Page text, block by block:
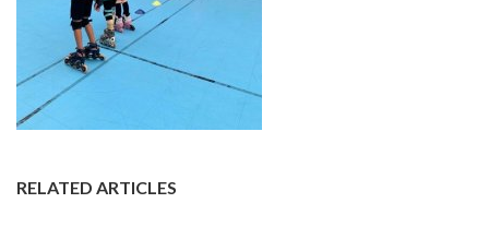
RELATED ARTICLES